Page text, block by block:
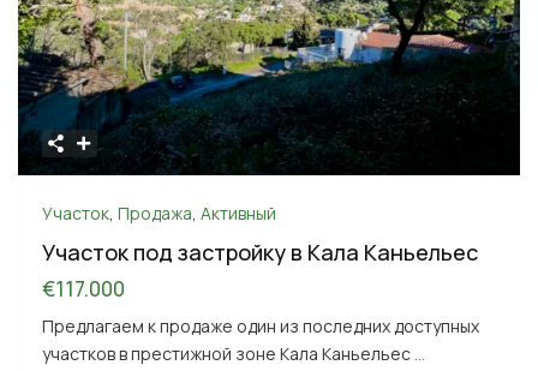
Участок, Продажа, Активный
Участок под застройку в Кала Каньельес
€117.000
Предлагаем к продаже один из последних доступных
участков в престижной зоне Кала Каньельес...